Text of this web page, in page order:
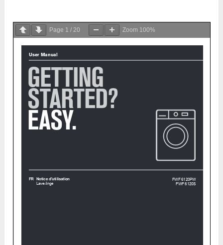
Page 1 /20 Zoom 100%